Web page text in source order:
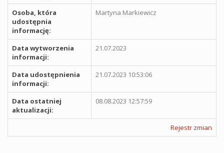
Osoba, która
udostępnia
informację:
Martyna Markiewicz
Data wytworzenia
informacji:
21.07.2023
Data udostępnienia
informacji:
21.07.2023 10:53:06
Data ostatniej
aktualizacji:
08.08.2023 12:57:59
Rejestr zmian